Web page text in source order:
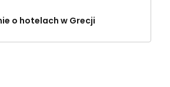
o hotelach w Grecji